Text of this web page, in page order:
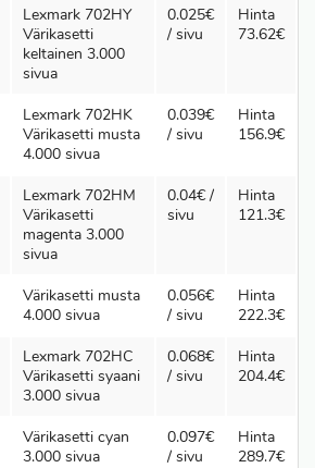
Lexmark 702HY
Värikasetti
keltainen 3.000
sivua
0.025€
/ sivu
Hinta
73.62€
Lexmark 702HK
Värikasetti musta
4.000 sivua
0.039€
/ sivu
Hinta
156.9€
Lexmark 702HM
Värikasetti
magenta 3.000
sivua
0.04€ /
sivu
Hinta
121.3€
Värikasetti musta
4.000 sivua
0.056€
/ sivu
Hinta
222.3€
Lexmark 702HC
Värikasetti syaani
3.000 sivua
0.068€
/ sivu
Hinta
204.4€
Värikasetti cyan
3.000 sivua
0.097€
/ sivu
Hinta
289.7€